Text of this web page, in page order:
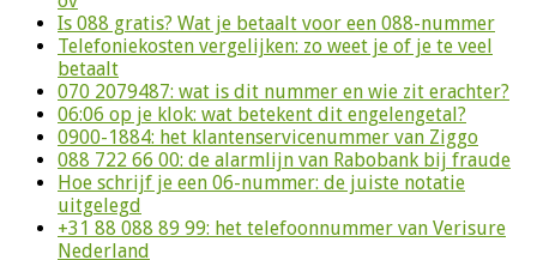
Is 088 gratis? Wat je betaalt voor een 088-nummer
Telefoniekosten vergelijken: zo weet je of je te veel
betaalt
070 2079487: wat is dit nummer en wie zit erachter?
06:06 op je klok: wat betekent dit engelengetal?
0900-1884: het klantenservicenummer van Ziggo
088 722 66 00: de alarmlijn van Rabobank bij fraude
Hoe schrijf je een 06-nummer: de juiste notatie
uitgelegd
+31 88 088 89 99: het telefoonnummer van Verisure
Nederland